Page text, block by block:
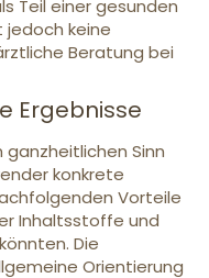
Teil einer gesunden
keine
Beratung bei
Ergebnisse
Sinn
konkrete
Vorteile
Inhaltsstoffe und
Die
Orientierung